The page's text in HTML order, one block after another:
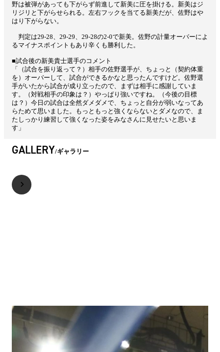
野は被弾があっても下がらず前進して新美に圧を掛ける。新美はジ
リジリと下がらせられる。左右フックを当てる新美だが、佐野はや
はり下がらない。
判定は29-28、29-29、29-28の2-0で新美。佐野の計量オーバーによ
るマイナスポイントもあり辛くも勝利した。
■試合後の新美貴士選手のコメント
「（試合を振り返って？）相手の佐野選手が、ちょっと（契約体重
を）オーバーして、試合ができるかなと思ったんですけど。佐野選
手がいたから試合が成り立ったので、まずは相手に感謝していま
す。（対戦相手の印象は？）やっぱり強いですね。（今後の目標
は？）今日の試合は全然ダメダメで、ちょっと自分が弱いなってあ
らためて思いました。もっともっと強くならないとダメなので、ま
たしっかり練習して強くなった姿をみなさんに見せたいと思いま
す」
GALLERY ギャラリー